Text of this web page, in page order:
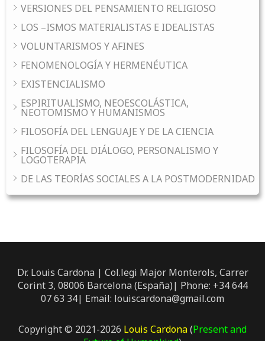
VERSIONES DEL PENSAMIENTO RELIGIOSO
LOS –ISMOS MATERIALISTAS E IDEALISTAS
VOLUNTARISMOS Y AFINES
FENOMENOLOGÍA Y HERMENÉUTICA
EXISTENCIALISMO
ESPIRITUALISMO, NEOESCOLÁSTICA,
NEOTOMISMO Y HUMANISMOS
FILOSOFÍA DEL LENGUAJE Y DE LA CIENCIA
FILOSOFÍA DEL DIÁLOGO, PERSONALISMO Y
LOGOTERAPIA
DE LAS TEORÍAS SOCIALES A LA POSTMODERNIDAD
Dr. Louis Cardona | Col.legi Major Monterols, Carrer
Corint 3, 08006 Barcelona (España)| Phone: +34 644
07 63 34| Email: louiscardona@gmail.com
Copyright © 2021-2026 Louis Cardona(Present and